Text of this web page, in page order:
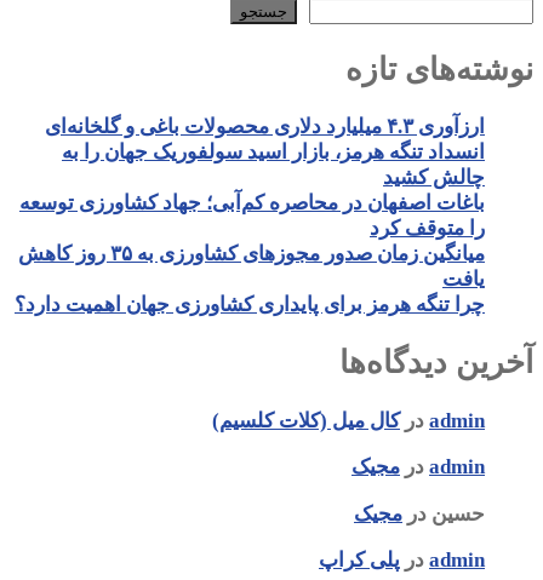
جستجو
نوشته‌های تازه
ارزآوری ۴.۳ میلیارد دلاری محصولات باغی و گلخانه‌ای
انسداد تنگه هرمز، بازار اسید سولفوریک جهان را به
چالش کشید
باغات اصفهان در محاصره کم‌آبی؛ جهاد کشاورزی توسعه
را متوقف کرد
میانگین زمان صدور مجوزهای کشاورزی به ۳۵ روز کاهش
یافت
چرا تنگه هرمز برای پایداری کشاورزی جهان اهمیت دارد؟
آخرین دیدگاه‌ها
admin درکال میل (کلات کلسیم)
admin در مجیک
حسین در مجیک
admin در پلی کراپ